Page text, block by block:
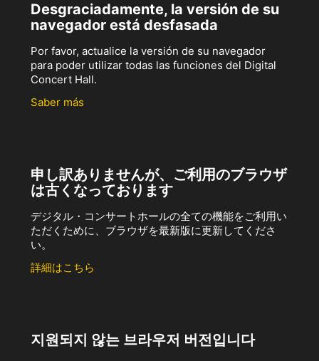
Desgraciadamente, la versión de su
navegador está desfasada
Por favor, actualice la versión de su navegador
para poder utilizar todas las funciones del Digital
Concert Hall.
Saber más
申し訳ありませんが、ご利用のブラウザ
は古くなっております
デジタル・コンサートホールの全ての機能をご利用い
ただくために、ブラウザを最新版に更新してくださ
い。
詳細はこちら
지원되지 않는 브라우저 버전입니다